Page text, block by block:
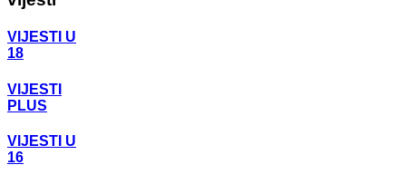
VIJESTI U
18
VIJESTI
PLUS
VIJESTI U
16